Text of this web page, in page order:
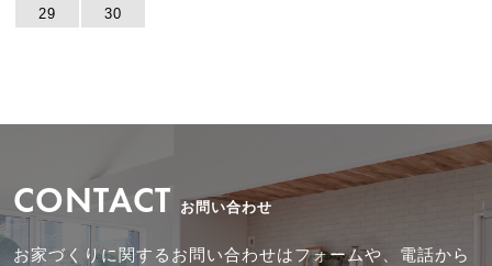
29
30
CONTACT お問い合わせ
お家づくりに関するお問い合わせはフォームや、電話から